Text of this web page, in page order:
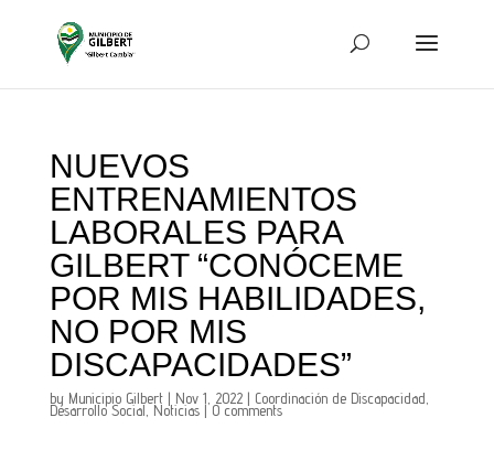
NUEVOS
ENTRENAMIENTOS
LABORALES PARA
GILBERT “CONÓCEME
POR MIS HABILIDADES,
NO POR MIS
DISCAPACIDADES”
by Municipio Gilbert| Nov 1, 2022| Coordinación de Discapacidad
Desarrollo Social Noticias|0 comments